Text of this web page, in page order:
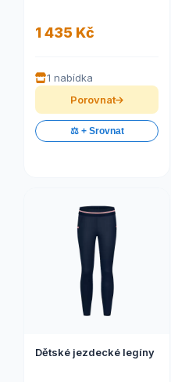
1 435 Kč
1 nabídka
Porovnat
⚖️ + Srovnat
Dětské jezdecké legíny